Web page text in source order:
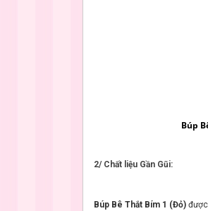
Búp
2/ Chất liệu Gần Gũi:
Búp Bê Thắt Bím 1 (Đỏ)